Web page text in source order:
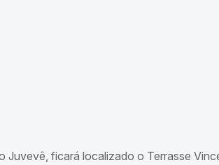
Juvevê, ficará localizado o Terrasse